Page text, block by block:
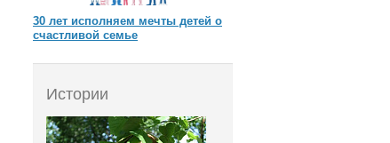
30 лет исполняем мечты детей о
счастливой семье
Истории